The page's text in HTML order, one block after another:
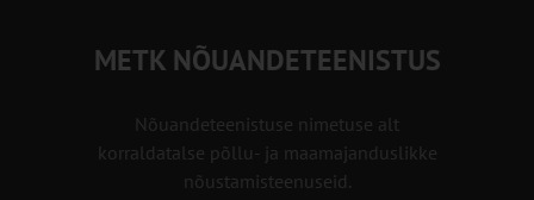
METK NÕUANDETEENISTUS
Nõuandeteenistuse nimetuse alt
korraldatalse põllu- ja maamajanduslikke
nõustamisteenuseid.